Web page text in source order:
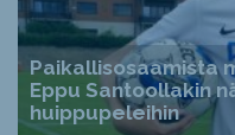
Paikallisosaamista
Eppu Santoollakin
huippupeleihin